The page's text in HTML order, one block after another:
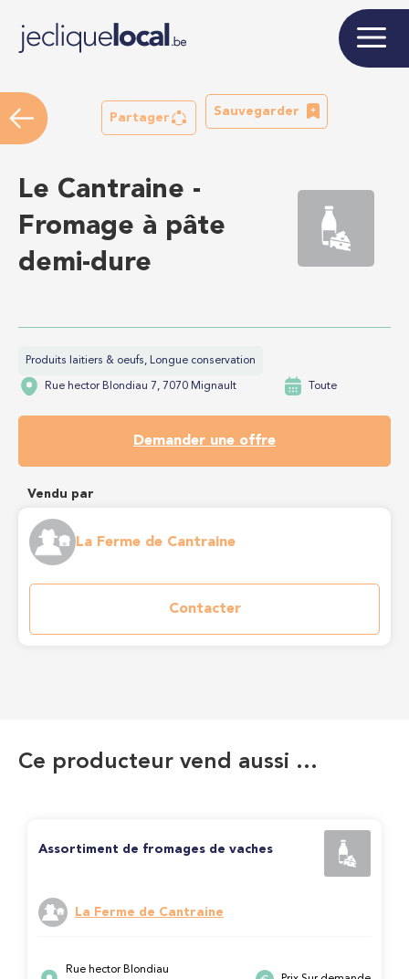
Partager
Sauvegarder
Le Cantraine -
Fromage à pâte
demi-dure
Produits laitiers & oeufs, Longue conservation
Rue hector Blondiau 7, 7070 Mignault Toute
Demander une offre
Vendu par
La Ferme de Cantraine
Contacter
Ce producteur vend aussi …
Assortiment de fromages de vaches
La Ferme de Cantraine
Rue hector Blondiau